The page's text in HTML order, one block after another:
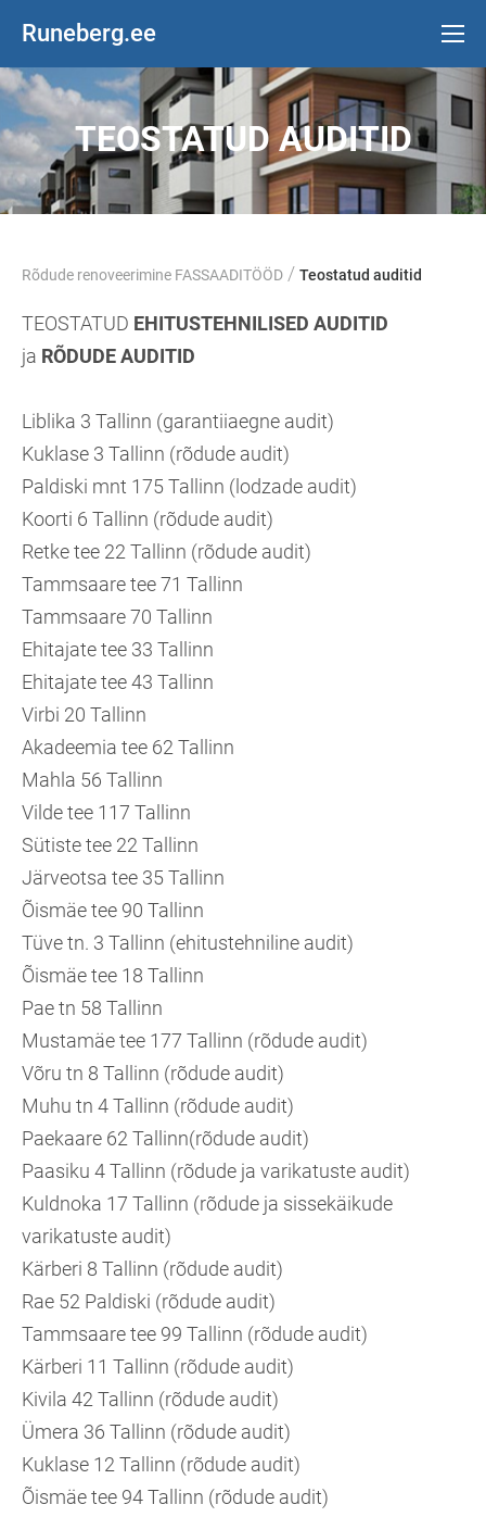
Runeberg.ee
TEOSTATUD AUDITID
Rõdude renoveerimine FASSAADITÖÖD / Teostatud auditid
TEOSTATUD EHITUSTEHNILISED AUDITID
ja RÕDUDE AUDITID
Liblika 3 Tallinn (garantiiaegne audit)
Kuklase 3 Tallinn (rõdude audit)
Paldiski mnt 175 Tallinn (lodzade audit)
Koorti 6 Tallinn (rõdude audit)
Retke tee 22 Tallinn (rõdude audit)
Tammsaare tee 71 Tallinn
Tammsaare 70 Tallinn
Ehitajate tee 33 Tallinn
Ehitajate tee 43 Tallinn
Virbi 20 Tallinn
Akadeemia tee 62 Tallinn
Mahla 56 Tallinn
Vilde tee 117 Tallinn
Sütiste tee 22 Tallinn
Järveotsa tee 35 Tallinn
Õismäe tee 90 Tallinn
Tüve tn. 3 Tallinn (ehitustehniline audit)
Õismäe tee 18 Tallinn
Pae tn 58 Tallinn
Mustamäe tee 177 Tallinn (rõdude audit)
Võru tn 8 Tallinn (rõdude audit)
Muhu tn 4 Tallinn (rõdude audit)
Paekaare 62 Tallinn(rõdude audit)
Paasiku 4 Tallinn (rõdude ja varikatuste audit)
Kuldnoka 17 Tallinn (rõdude ja sissekäikude
varikatuste audit)
Kärberi 8 Tallinn (rõdude audit)
Rae 52 Paldiski (rõdude audit)
Tammsaare tee 99 Tallinn (rõdude audit)
Kärberi 11 Tallinn (rõdude audit)
Kivila 42 Tallinn (rõdude audit)
Ümera 36 Tallinn (rõdude audit)
Kuklase 12 Tallinn (rõdude audit)
Õismäe tee 94 Tallinn (rõdude audit)